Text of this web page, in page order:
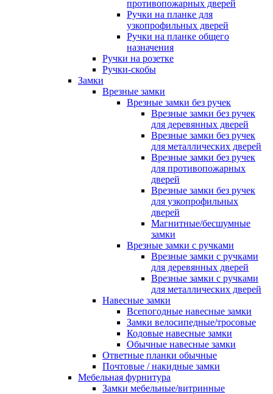
противопожарных дверей
Ручки на планке для
узкопрофильных дверей
Ручки на планке общего
назначения
Ручки на розетке
Ручки-скобы
Замки
Врезные замки
Врезные замки без ручек
Врезные замки без ручек
для деревянных дверей
Врезные замки без ручек
для металлических дверей
Врезные замки без ручек
для противопожарных
дверей
Врезные замки без ручек
для узкопрофильных
дверей
Магнитные/бесшумные
замки
Врезные замки с ручками
Врезные замки с ручками
для деревянных дверей
Врезные замки с ручками
для металлических дверей
Навесные замки
Всепогодные навесные замки
Замки велосипедные/тросовые
Кодовые навесные замки
Обычные навесные замки
Ответные планки обычные
Почтовые / накидные замки
Мебельная фурнитура
Замки мебельные/витринные